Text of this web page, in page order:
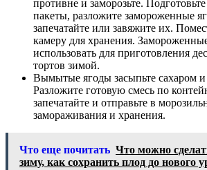
противне и заморозьте.
пакеты, разложите замороженные
запечатайте или завяжите их.
камеру для хранения.
использовать для приготовления
тортов зимой.
Вымытые ягоды засыпьте сахаром и
Разложите готовую смесь по
запечатайте и отправьте в
замораживания и хранения.
Что еще почитать Что можно
зиму, как сохранить плод до нового